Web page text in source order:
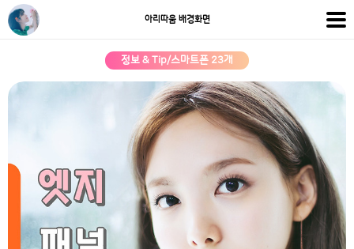
아리따움 배경화면
정보 & Tip/스마트폰 23개